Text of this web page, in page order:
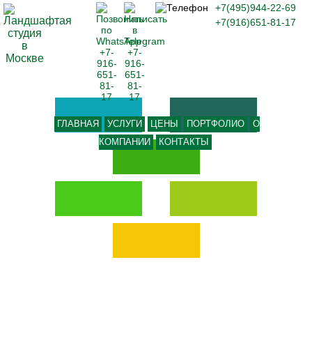
+7(495)944-22-69
+7(916)651-81-17
ГЛАВНАЯ УСЛУГИ ЦЕНЫ ПОРТФОЛИО
О
КОМПАНИИ
КОНТАКТЫ